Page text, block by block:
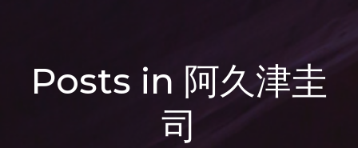
Posts in 阿久津圭
司